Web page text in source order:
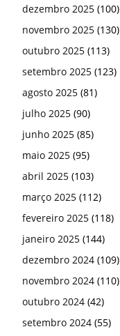
dezembro 2025 (100)
novembro 2025 (130)
outubro 2025 (113)
setembro 2025 (123)
agosto 2025 (81)
julho 2025 (90)
junho 2025 (85)
maio 2025 (95)
abril 2025 (103)
março 2025 (112)
fevereiro 2025 (118)
janeiro 2025 (144)
dezembro 2024 (109)
novembro 2024 (110)
outubro 2024 (42)
setembro 2024 (55)